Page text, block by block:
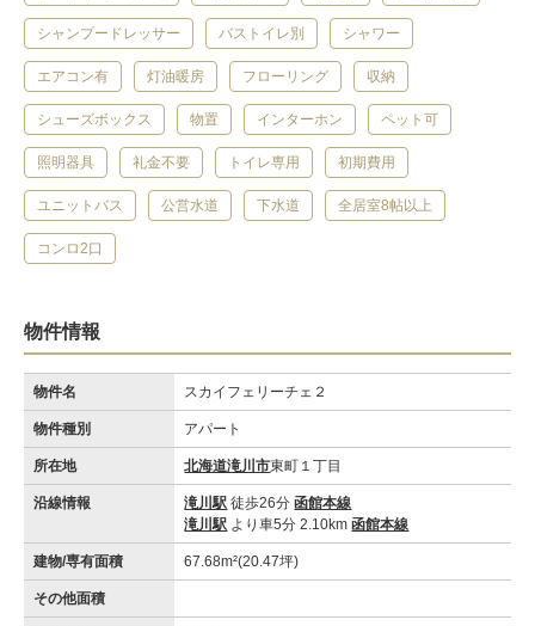
シャンプードレッサー バストイレ別 シャワー
エアコン有 灯油暖房 フローリング 収納
シューズボックス 物置 インターホン ペット可
照明器具 礼金不要 トイレ専用 初期費用
ユニットバス 公営水道 下水道 全居室8帖以上
コンロ2口
物件情報
物件名 スカイフェリーチェ２
物件種別 アパート
所在地 北海道滝川市東町１丁目
沿線情報 滝川駅 徒歩26分函館本線
滝川駅 より車5分 2.10km函館本線
建物/専有面積 67.68m²(20.47坪)
その他面積